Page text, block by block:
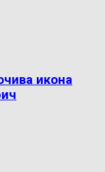
икона